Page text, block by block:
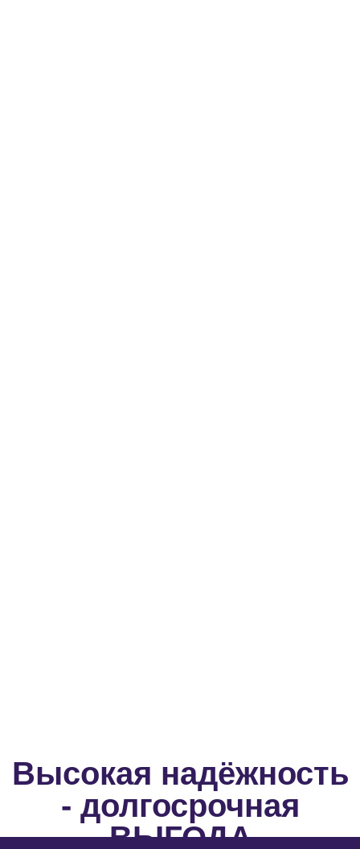
Высокая надёжность
- долгосрочная
ВЫГОДА